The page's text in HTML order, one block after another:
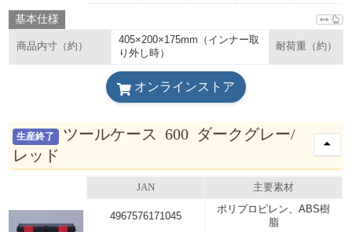
基本仕様
商品内寸（約）
405×200×175mm（インナー取
り外し時）
耐荷重（約）
オンラインストア
生産終了
ツールケース 600 ダークグレー/
レッド
JAN 主要素材
4967576171045
ポリプロピレン、ABS樹
脂